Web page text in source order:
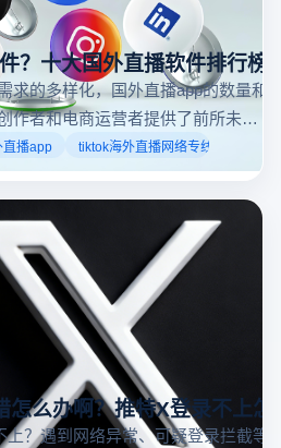
？十大国外直播软件排行榜
求的多样化，国外直播app的数量和
作者和电商运营者提供了前所未有
境电商从业者，想要了解2025年十
那么你来对地方了！接下来跟着云
海外直播平台哪些最受欢迎。
直播app tiktok海外直播网络专线
怎么办啊？推特X登录不上怎
？遇到网络异常、可疑登录拦截等